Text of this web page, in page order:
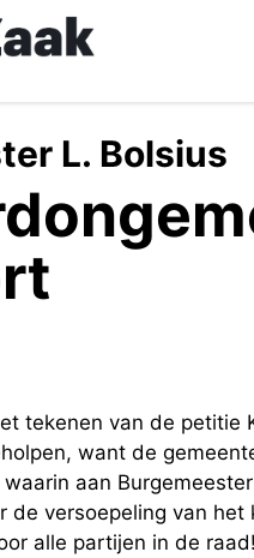
L. Bolsius
tekenen van de petitie
want de
aan
de versoepeling van
alle partijen in de raad!